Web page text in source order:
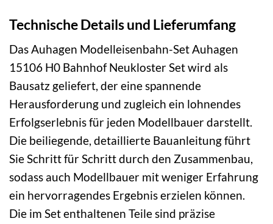
Technische Details und Lieferumfang
Das Auhagen Modelleisenbahn-Set Auhagen
15106 H0 Bahnhof Neukloster Set wird als
Bausatz geliefert, der eine spannende
Herausforderung und zugleich ein lohnendes
Erfolgserlebnis für jeden Modellbauer darstellt.
Die beiliegende, detaillierte Bauanleitung führt
Sie Schritt für Schritt durch den Zusammenbau,
sodass auch Modellbauer mit weniger Erfahrung
ein hervorragendes Ergebnis erzielen können.
Die im Set enthaltenen Teile sind präzise